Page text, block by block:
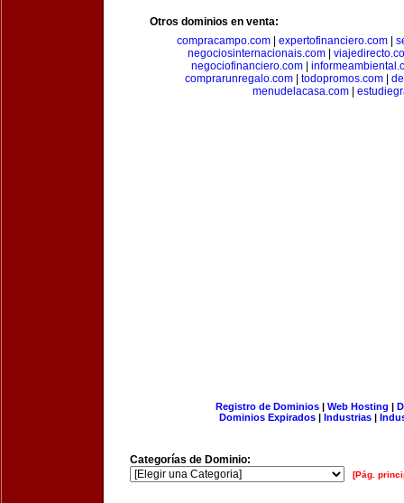
Otros dominios en venta:
compracampo.com| expertofinanciero.com|
negociosinternacionais.com
negociofinanciero.com
comprarunregalo.com| todopromos.com|
menudelacasa.com
Registro de Dominios| Web Hosting |
Dominios Expirados | Industrias |
Categorías de Dominio:
[Pág.